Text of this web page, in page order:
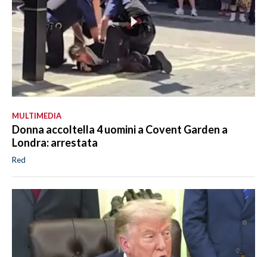
MULTIMEDIA
Donna accoltella 4 uomini a Covent Garden a
Londra: arrestata
Red